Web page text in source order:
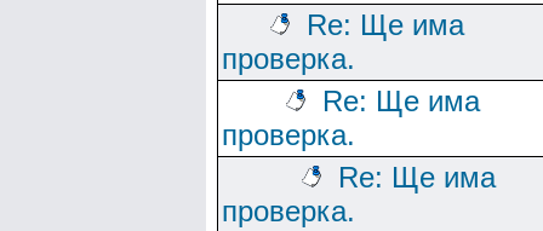
Re: Ще има
проверка.
Re: Ще има
проверка.
Re: Ще има
проверка.